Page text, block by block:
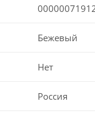
Бежевый
Нет
Россия